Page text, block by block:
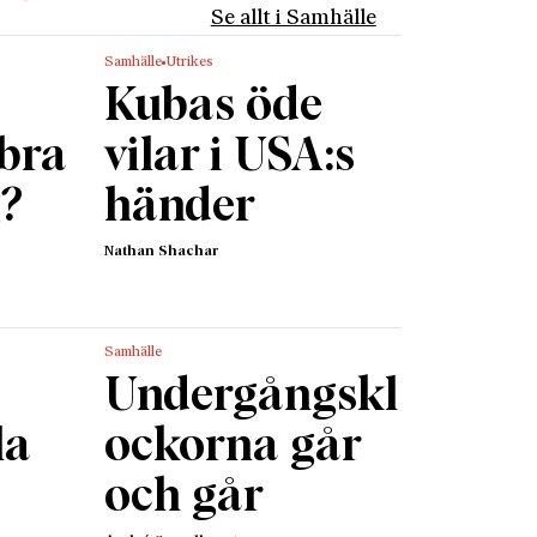
fråga
i en
ut
–
Se allt i Samhälle
Samhälle Utrikes
Kubas öde
vilar i USA:s
händer
Nathan Shachar
Samhälle
Undergångskl
ockorna går
och går